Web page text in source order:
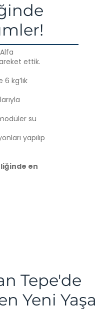
ettik.
kg’lık
su
yapılıp
en
Tepe'de
Yeni